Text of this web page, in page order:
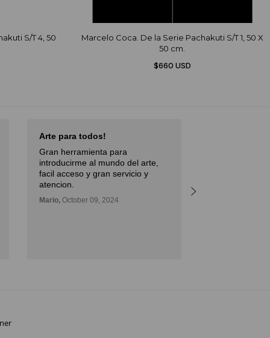
S/T 4, 50
Marcelo Coca. De la Serie Pachakuti S/T 1, 50 X
50 cm.
$660 USD
Arte para todos!
Gran herramienta para
introducirme al mundo del arte,
facil acceso y gran servicio y
atencion.
Mario, October 09, 2024